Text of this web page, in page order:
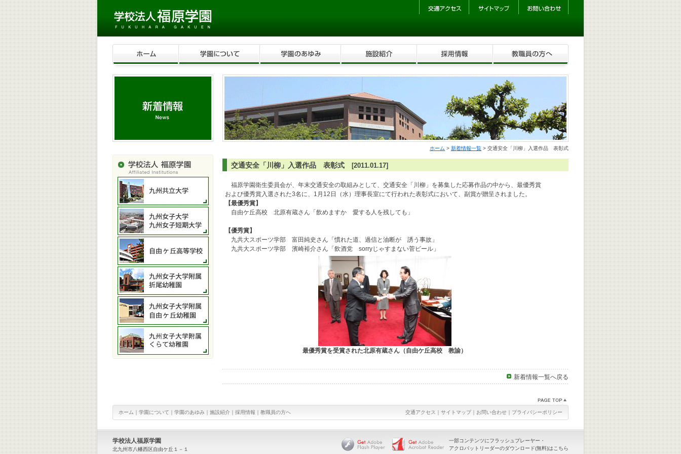
ホーム > 新着情報一覧 > 交通安全「川柳」入選作品 表彰式
交通安全「川柳」入選作品 表彰式 [2011.01.17]
福原学園衛生委員会が、年末交通安全の取組みとして、交通安全「川柳」を募集した応募作品の中から、最優秀賞
および優秀賞入選された3名に、1月12日（水）理事長室にて行われた表彰式において、副賞が贈呈されました。
【最優秀賞】
自由ケ丘高校 北原有蔵さん「飲めますか 愛する人を残しても」
【優秀賞】
九共大スポーツ学部 富田純史さん「慣れた道、過信と油断が 誘う事故」
九共大スポーツ学部 濱崎裕介さん「飲酒党 sorryじゃすまない菅ビール」
最優秀賞を受賞された北原有蔵さん（自由ケ丘高校 教諭）
新着情報一覧へ戻る
ホーム 学園について 学園のあゆみ 施設紹介 採用情報 教職員の方へ 交通アクセス サイトマップ｜ お問い合わせ プライバシーポリシー
学校法人福原学園
北九州市八幡西区自由ケ丘１－１
一部コンテンツにフラッシュプレーヤー・
アクロバットリーダーのダウンロード(無料)はこちら